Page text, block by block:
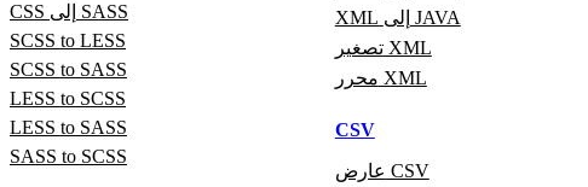
CSS إلى SASS
SCSS to LESS
SCSS to SASS
LESS to SCSS
LESS to SASS
SASS to SCSS
XML إلى JAVA
تصغير XML
محرر XML
CSV
عارض CSV